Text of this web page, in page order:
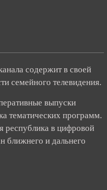
содержит в своей
семейного телевидения.
выпуски
тематических программ.
республика в цифровой
ближнего и дальнего